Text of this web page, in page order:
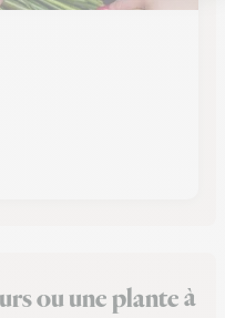
ou une plante à